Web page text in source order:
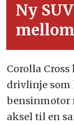
Ny
mellom
Corolla
drivlinje som
bensinmotor
aksel til en